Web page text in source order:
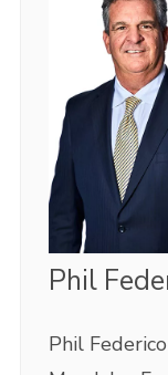
Phil
Phil